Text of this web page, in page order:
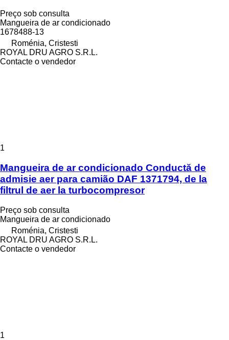
Preço sob consulta
Mangueira de ar condicionado
1678488-13
Roménia, Cristesti
ROYAL DRU AGRO S.R.L.
Contacte o vendedor
1
Mangueira de ar condicionado Conductă de
admisie aer para camião DAF 1371794, de la
filtrul de aer la turbocompresor
Preço sob consulta
Mangueira de ar condicionado
Roménia, Cristesti
ROYAL DRU AGRO S.R.L.
Contacte o vendedor
1